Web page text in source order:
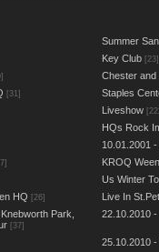
Summer
Key Club [23]
Chester and
[31] Staples
Liveshow
HQs Rock
10.01.2001
[7] KROQ
Us Winter
HQ [26] Live In
Park,
[37]
22.10.2010
25.10.2010